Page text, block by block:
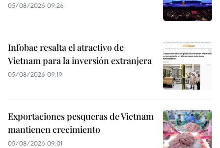
05/08/2026 09:26
Infobae resalta el atractivo de
Vietnam para la inversión extranjera
05/08/2026 09:19
Exportaciones pesqueras de Vietnam
mantienen crecimiento
05/08/2026 09:01